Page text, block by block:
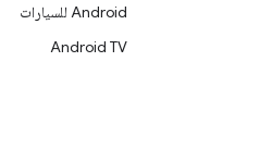
Android للسيارات
Android TV